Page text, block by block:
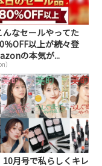
んなセールやってた
％OFF以上が続々登
の本気が...
）
10月号で私らしくキレ